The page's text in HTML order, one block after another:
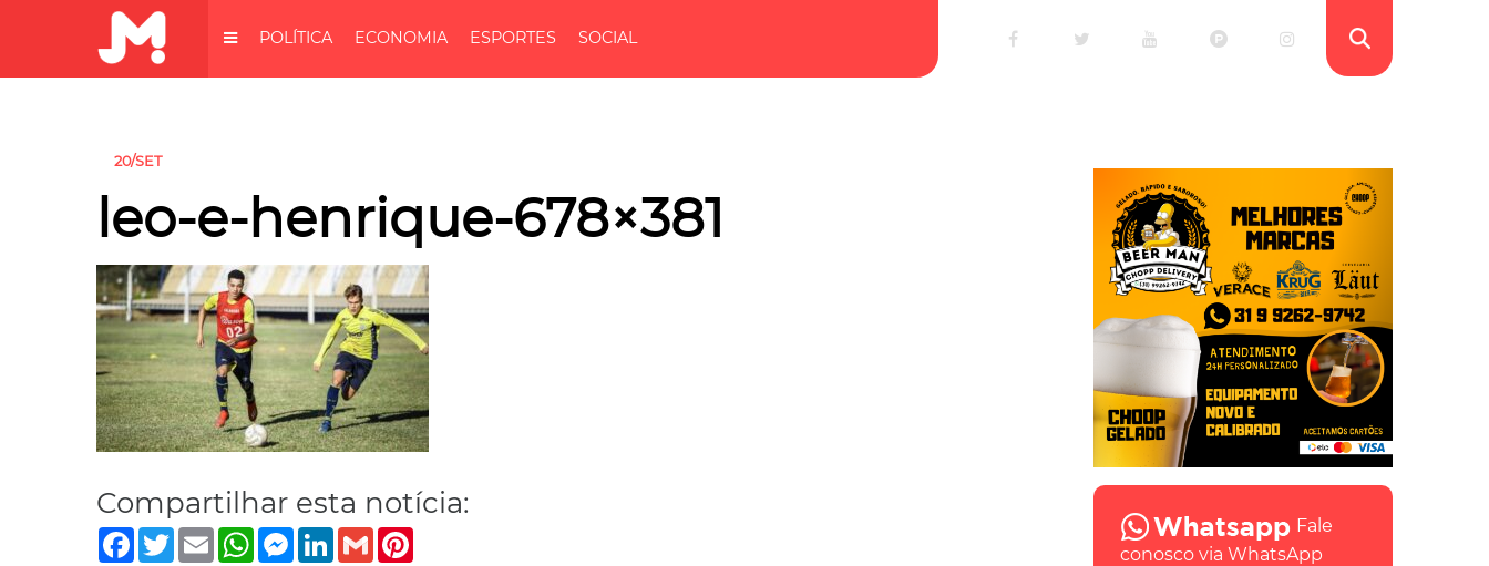
POLÍTICA ECONOMIA ESPORTES SOCIAL
20/SET
leo-e-henrique-678×381
Compartilhar esta notícia:
Facebook
TwitterEmailWhatsApp
Messenger
LinkedIn
Gmail
Fale
conosco via WhatsApp